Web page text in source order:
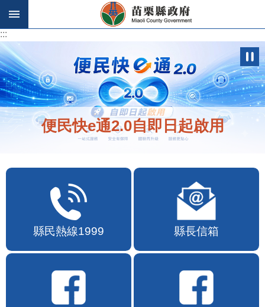
跳到主要內容區塊
:::
:::
便民快e通2.0自即日起啟用
縣民熱線1999 縣長信箱